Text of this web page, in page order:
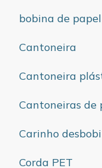
bobina de
Cantoneira
Cantoneira
Cantoneiras de
Carinho
Corda PET